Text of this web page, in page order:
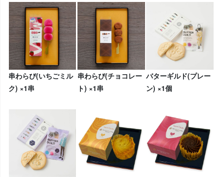
串わらび(いちごミル
ク) ×1串
串わらび(チョコレー
ト) ×1串
バターギルド(プレー
ン) ×1個